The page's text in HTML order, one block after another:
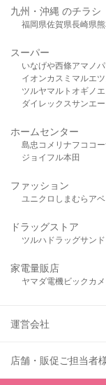
九州・沖縄 のチラシ
福岡県佐賀県長崎県
スーパー
いなげや西條アマノ
イオンカスミ マルエツ
ツルヤマルト オギノ
ダイレックスサンエー
ホームセンター
島忠 コメリ ナフコ コ
ジョイフル本田
ファッション
ユニクロ しまむら ア
ドラッグストア
ツルハドラッグサン
家電量販店
ヤマダ電機ビックカメ
運営会社
店舗・販促ご担当者